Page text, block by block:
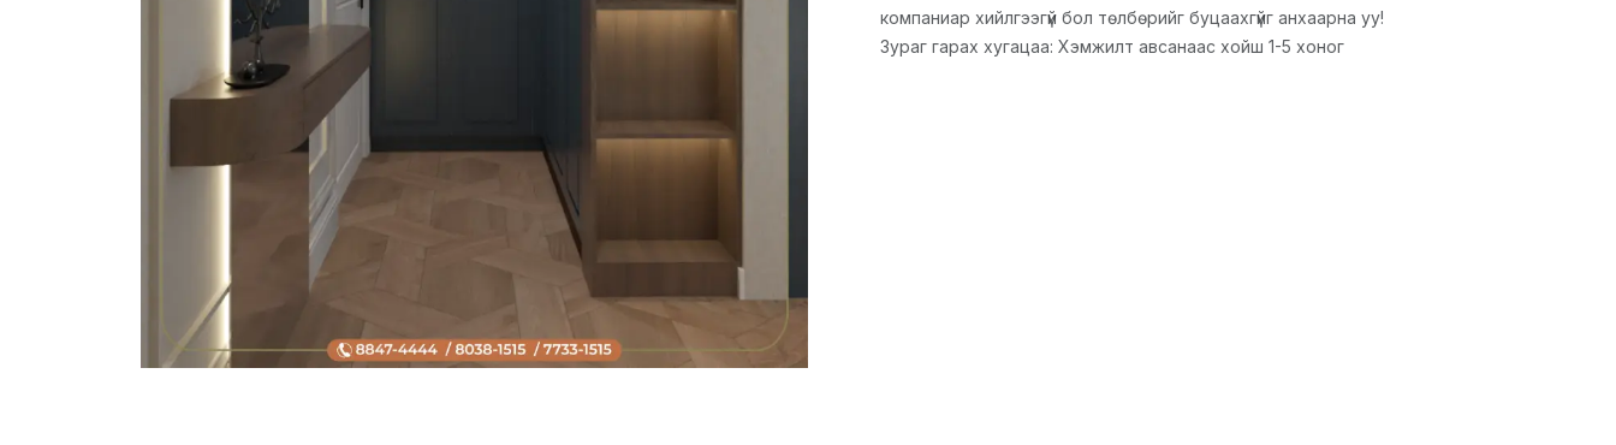
компаниар хийлгээгүй бол төлбөрийг буцаахгүйг анхаарна уу!
Зураг гарах хугацаа: Хэмжилт авсанаас хойш 1-5 хоног